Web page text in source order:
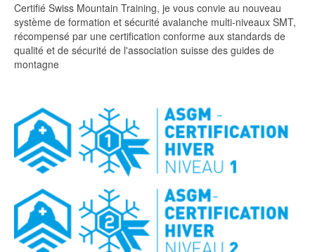
Certifié Swiss Mountain Training, je vous convie au nouveau
système de formation et sécurité avalanche multi-niveaux SMT,
récompensé par une certification conforme aux standards de
qualité et de sécurité de l'association suisse des guides de
montagne